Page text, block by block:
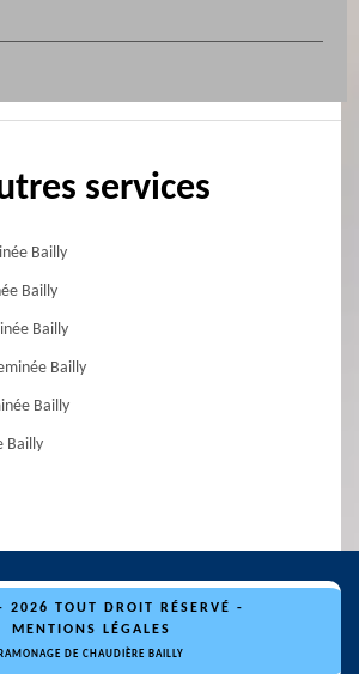
services
Bailly
Bailly
Bailly
Bailly
Bailly
Bailly
TOUT DROIT RÉSERVÉ -
MENTIONS LÉGALES
RAMONAGE DE CHAUDIÈRE BAILLY